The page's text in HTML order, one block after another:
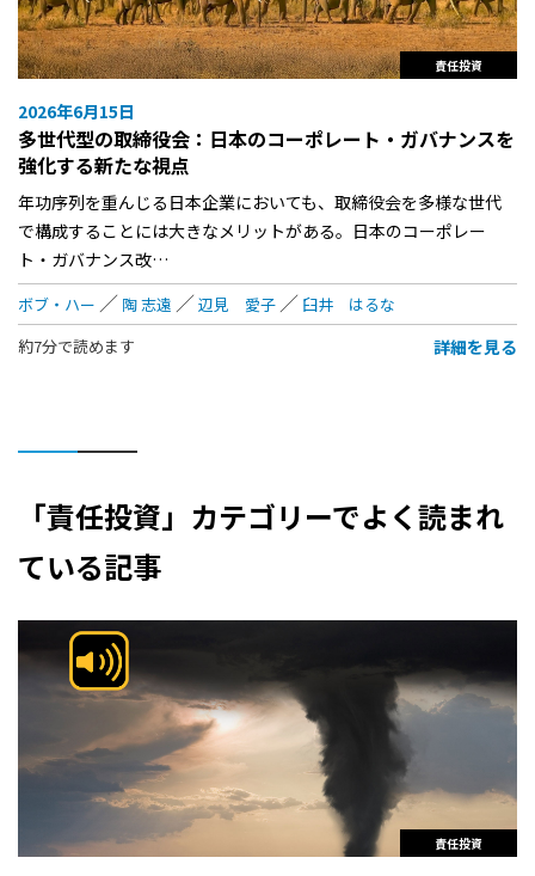
責任投資
2026年6月15日
多世代型の取締役会：日本のコーポレート・ガバナンスを
強化する新たな視点
年功序列を重んじる日本企業においても、取締役会を多様な世代
で構成することには大きなメリットがある。日本のコーポレー
ト・ガバナンス改…
ボブ・ハー 陶 志遠 辺見 愛子
臼井 はるな
約7分で読めます
詳細を見る
「責任投資」カテゴリーでよく読まれ
ている記事
責任投資